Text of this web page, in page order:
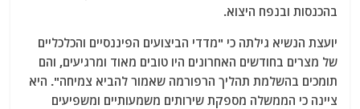
בהכנסות ובנפח היצוא.
יועצת הנשיא גילתה כי "מדדי הביצועים הפיננסיים והכלכליים
של מצרים בחודשים האחרונים היו טובים מאוד ומרגיעים, והם
תומכים בהשלמת תהליך הרפורמה שאמור להביא צמיחה". היא
ציינה כי הממשלה מספקת שירותים משמעותיים ומשפיעים